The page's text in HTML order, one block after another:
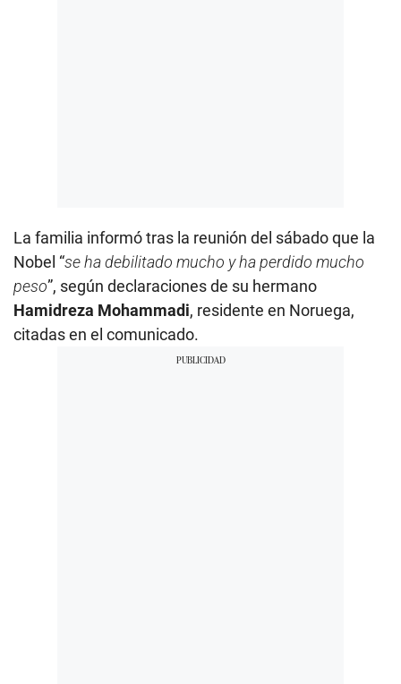
La familia informó tras la reunión del sábado que la
Nobel “se ha debilitado mucho y ha perdido mucho
peso”, según declaraciones de su hermano
Hamidreza Mohammadi, residente en Noruega,
citadas en el comunicado.